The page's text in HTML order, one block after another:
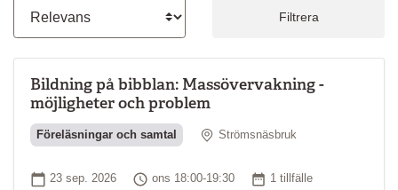
Filtrera
Bildning på bibblan: Massövervakning -
möjligheter och problem
Föreläsningar och samtal Plats
Strömsnäsbruk
Startdatum
23 sep. 2026 Tid
ons 18:00-19:30 Antal tillfällen
1 tillfälle